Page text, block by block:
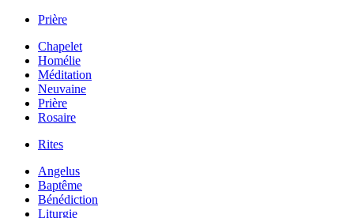
Prière
Chapelet
Homélie
Méditation
Neuvaine
Prière
Rosaire
Rites
Angelus
Baptême
Bénédiction
Liturgie